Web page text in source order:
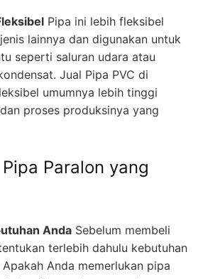
Pipa ini lebih fleksibel
lainnya dan digunakan untuk
seperti saluran udara atau
Jual Pipa PVC di
umumnya lebih tinggi
proses produksinya yang
Paralon yang
Anda Sebelum membeli
terlebih dahulu kebutuhan
Anda memerlukan pipa